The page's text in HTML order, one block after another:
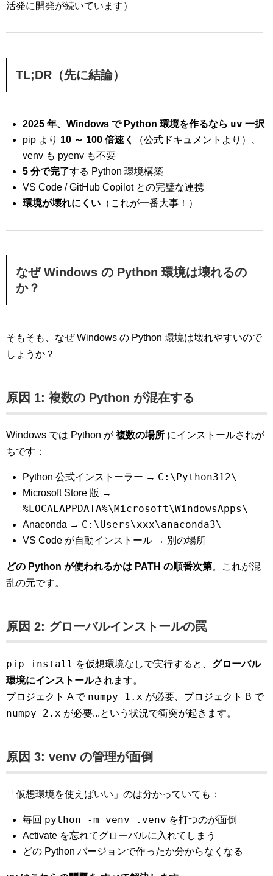
活発に開発が続いています）
TL;DR（先に結論）
2025 年、Windows で Python 環境を作るなら uv 一択
pip より 10 ～ 100 倍速く
（公式ドキュメントより）、
venv も pyenv も不要
5 分で完了する Python 環境構築
VS Code / GitHub Copilot との完璧な連携
環境が壊れにくい （これが一番大事！）
なぜ Windows の Python 環境は壊れるの
か？
そもそも、なぜ Windows の Python 環境は壊れやすいので
しょうか？
原因 1: 複数の Python が混在する
Windows では Python が 複数の場所 にインストールされが
ちです：
Python 公式インストーラー → C:\Python312\
Microsoft Store 版 →
%LOCALAPPDATA%\Microsoft\WindowsApps\
Anaconda → C:\Users\xxx\anaconda3\
VS Code が自動インストール → 別の場所
どの Python が使われるかは PATH の順番次第。これが混
乱の元です。
原因 2: グローバルインストールの罠
pip install を仮想環境なしで実行すると、 グローバル
環境にインストールされます。
プロジェクト A で numpy 1.x が必要、プロジェクト B で
numpy 2.x が必要...という状況で衝突が起きます。
原因 3: venv の管理が面倒
「仮想環境を使えばいい」のは分かっていても：
毎回 python -m venv .venv を打つのが面倒
Activate を忘れてグローバルに入れてしまう
どの Python バージョンで作ったか分からなくなる